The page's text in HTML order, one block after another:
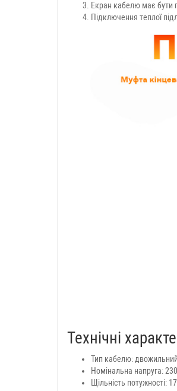
Екран кабелю має бути
Підключення теплої
Технічні
Тип кабелю:
Номінальна напруга:
Щільність потужності: